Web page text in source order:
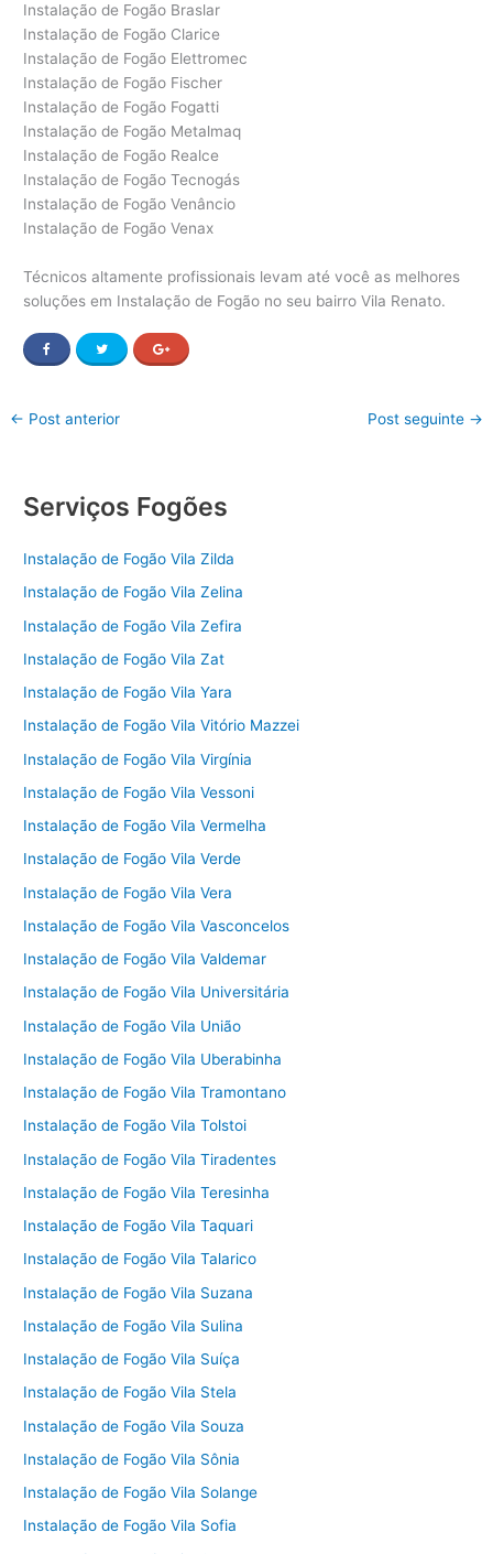
Instalação de Fogão Braslar
Instalação de Fogão Clarice
Instalação de Fogão Elettromec
Instalação de Fogão Fischer
Instalação de Fogão Fogatti
Instalação de Fogão Metalmaq
Instalação de Fogão Realce
Instalação de Fogão Tecnogás
Instalação de Fogão Venâncio
Instalação de Fogão Venax
Técnicos altamente profissionais levam até você as melhores
soluções em Instalação de Fogão no seu bairro Vila Renato.
← Post anterior Post seguinte →
Serviços Fogões
Instalação de Fogão Vila Zilda
Instalação de Fogão Vila Zelina
Instalação de Fogão Vila Zefira
Instalação de Fogão Vila Zat
Instalação de Fogão Vila Yara
Instalação de Fogão Vila Vitório Mazzei
Instalação de Fogão Vila Virgínia
Instalação de Fogão Vila Vessoni
Instalação de Fogão Vila Vermelha
Instalação de Fogão Vila Verde
Instalação de Fogão Vila Vera
Instalação de Fogão Vila Vasconcelos
Instalação de Fogão Vila Valdemar
Instalação de Fogão Vila Universitária
Instalação de Fogão Vila União
Instalação de Fogão Vila Uberabinha
Instalação de Fogão Vila Tramontano
Instalação de Fogão Vila Tolstoi
Instalação de Fogão Vila Tiradentes
Instalação de Fogão Vila Teresinha
Instalação de Fogão Vila Taquari
Instalação de Fogão Vila Talarico
Instalação de Fogão Vila Suzana
Instalação de Fogão Vila Sulina
Instalação de Fogão Vila Suíça
Instalação de Fogão Vila Stela
Instalação de Fogão Vila Souza
Instalação de Fogão Vila Sônia
Instalação de Fogão Vila Solange
Instalação de Fogão Vila Sofia